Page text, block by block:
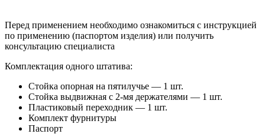
Перед применением необходимо ознакомиться с инструкцией
по применению (паспортом изделия) или получить
консультацию специалиста
Комплектация одного штатива:
Стойка опорная на пятилучье — 1 шт.
Стойка выдвижная с 2-мя держателями — 1 шт.
Пластиковый переходник — 1 шт.
Комплект фурнитуры
Паспорт